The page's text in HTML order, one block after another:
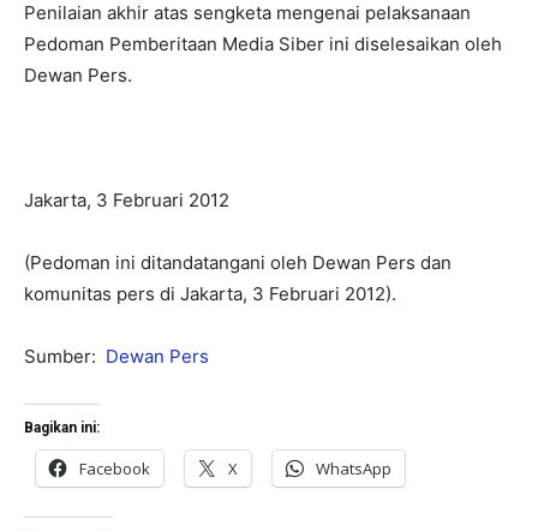
Penilaian akhir atas sengketa mengenai pelaksanaan
Pedoman Pemberitaan Media Siber ini diselesaikan oleh
Dewan Pers.
Jakarta, 3 Februari 2012
(Pedoman ini ditandatangani oleh Dewan Pers dan
komunitas pers di Jakarta, 3 Februari 2012).
Sumber: Dewan Pers
Bagikan ini:
Facebook X WhatsApp